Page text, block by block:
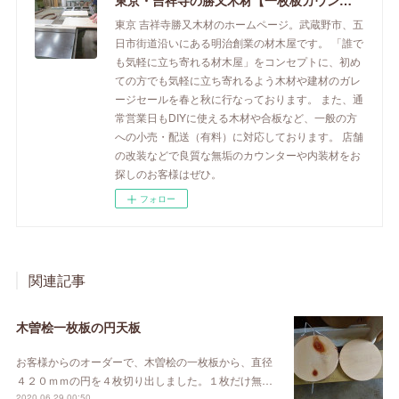
東京 吉祥寺勝又木材のホームページ。武蔵野市、五
日市街道沿いにある明治創業の材木屋です。 「誰で
も気軽に立ち寄れる材木屋」をコンセプトに、初め
ての方でも気軽に立ち寄れるよう木材や建材のガレ
ージセールを春と秋に行なっております。 また、通
常営業日もDIYに使える木材や合板など、一般の方
への小売・配送（有料）に対応しております。 店舗
の改装などで良質な無垢のカウンターや内装材をお
探しのお客様はぜひ。
フォロー
関連記事
木曽桧一枚板の円天板
お客様からのオーダーで、木曽桧の一枚板から、直径
４２０ｍｍの円を４枚切り出しました。１枚だけ無…